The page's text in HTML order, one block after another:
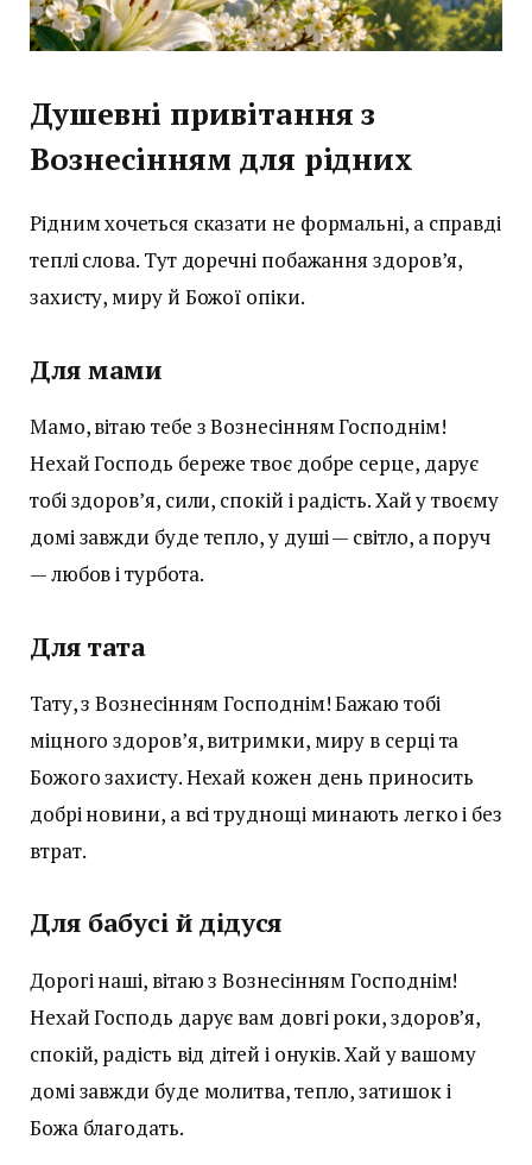
Душевні привітання з
Вознесінням для рідних
Рідним хочеться сказати не формальні, а справді
теплі слова. Тут доречні побажання здоров’я,
захисту, миру й Божої опіки.
Для мами
Мамо, вітаю тебе з Вознесінням Господнім!
Нехай Господь береже твоє добре серце, дарує
тобі здоров’я, сили, спокій і радість. Хай у твоєму
домі завжди буде тепло, у душі — світло, а поруч
— любов і турбота.
Для тата
Тату, з Вознесінням Господнім! Бажаю тобі
міцного здоров’я, витримки, миру в серці та
Божого захисту. Нехай кожен день приносить
добрі новини, а всі труднощі минають легко і без
втрат.
Для бабусі й дідуся
Дорогі наші, вітаю з Вознесінням Господнім!
Нехай Господь дарує вам довгі роки, здоров’я,
спокій, радість від дітей і онуків. Хай у вашому
домі завжди буде молитва, тепло, затишок і
Божа благодать.